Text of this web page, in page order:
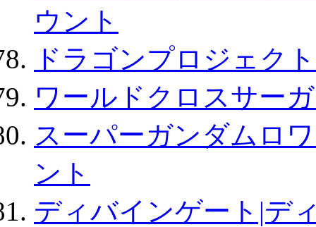
ウント
ドラゴンプロジェク
ワールドクロスサー
スーパーガンダムロ
ント
ディバインゲート|デ